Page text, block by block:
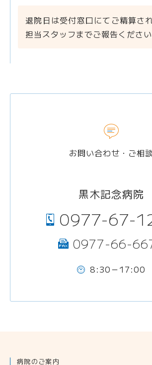
退院日は受付窓口にてご精算さ
担当スタッフまでご報告ください
お問い合わせ・ご相
黒木記念病院
tel：
0977-67-
fax：
0977-66-
8:30－17:00
病院のご案内